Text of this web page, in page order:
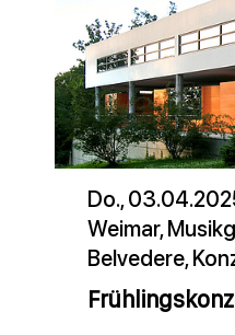
Do.,
Weimar,
Belvedere,